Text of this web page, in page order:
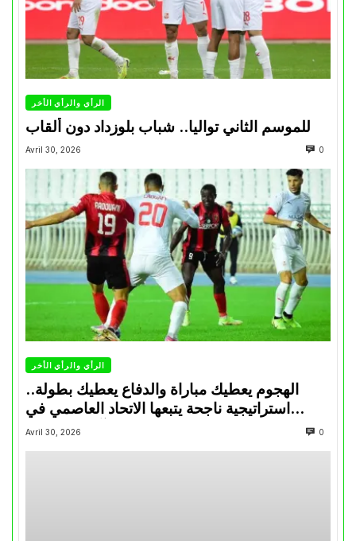
الرأي والرأي الأخر
للموسم الثاني تواليا.. شباب بلوزداد دون ألقاب
Avril 30, 2026 0
الرأي والرأي الأخر
الهجوم يعطيك مباراة والدفاع يعطيك بطولة..
استراتيجية ناجحة يتبعها الاتحاد العاصمي في
تتويجاته آخر السنوات
Avril 30, 2026 0